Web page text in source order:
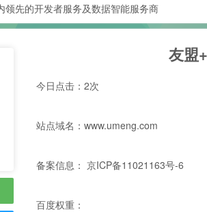
领先的开发者服务及数据智能服务商
友盟
今日点击：2次
站点域名：www.umeng.com
备案信息： 京ICP备11021163号-6
百度权重：